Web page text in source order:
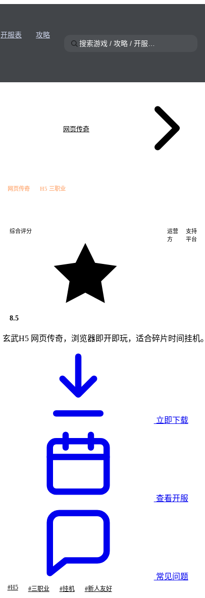
开服表 攻略
网页传奇
网页传奇 H5 三职业
综合评分
8.5
运营
方
支持
平台
玄武H5 网页传奇，浏览器即开即玩，适合碎片时间挂机。
立即下载
查看开服
常见问题
#H5 #三职业 #挂机 #新人友好